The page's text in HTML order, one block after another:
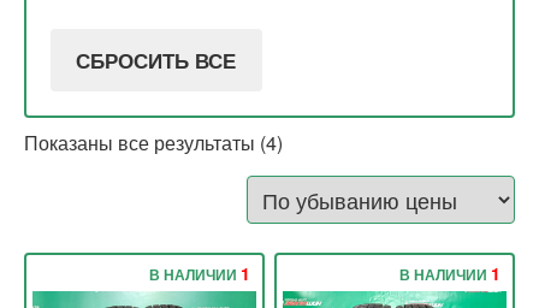
СБРОСИТЬ ВСЕ
Показаны все результаты (4)
В НАЛИЧИИ 1 В НАЛИЧИИ 1